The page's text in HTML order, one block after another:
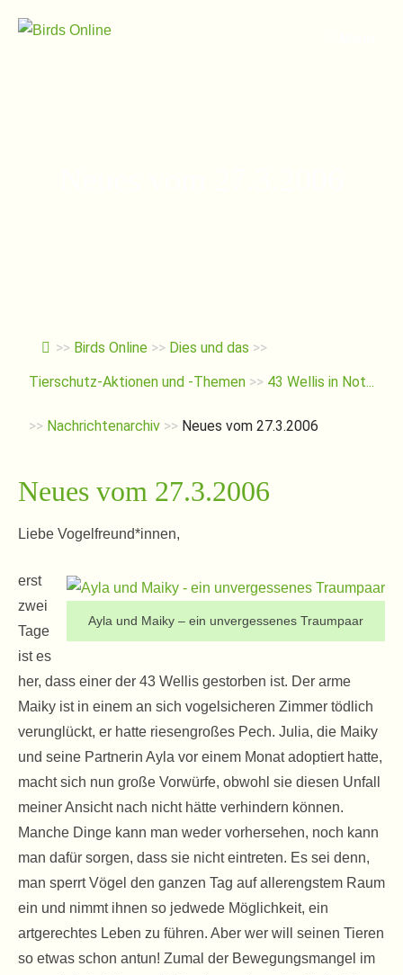
zum
>> Birds Online >> Dies und das >>
Tierschutz-Aktionen und -Themen >> 43 Wellis in Not...
>> Nachrichtenarchiv >> Neues vom 27.3.2006
Neues vom 27.3.2006
Liebe Vogelfreund*innen,
Ayla und Maiky – ein unvergessenes Traumpaar
erst
zwei
Tage
ist es
her, dass einer der 43 Wellis gestorben ist. Der arme
Maiky ist in einem an sich vogelsicheren Zimmer tödlich
verunglückt, er hatte riesengroßes Pech. Julia, die Maiky
und seine Partnerin Ayla vor einem Monat adoptiert hatte,
macht sich nun große Vorwürfe, obwohl sie diesen Unfall
meiner Ansicht nach nicht hätte verhindern können.
Manche Dinge kann man weder vorhersehen, noch kann
man dafür sorgen, dass sie nicht eintreten. Es sei denn,
man sperrt Vögel den ganzen Tag auf allerengstem Raum
ein und nimmt ihnen so jedwede Möglichkeit, ein
artgerechtes Leben zu führen. Aber wer will seinen Tieren
so etwas schon antun! Zumal der Bewegungsmangel im